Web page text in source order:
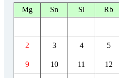
Mg Sn Sl Rb
2 3 4 5
9 10 11 12